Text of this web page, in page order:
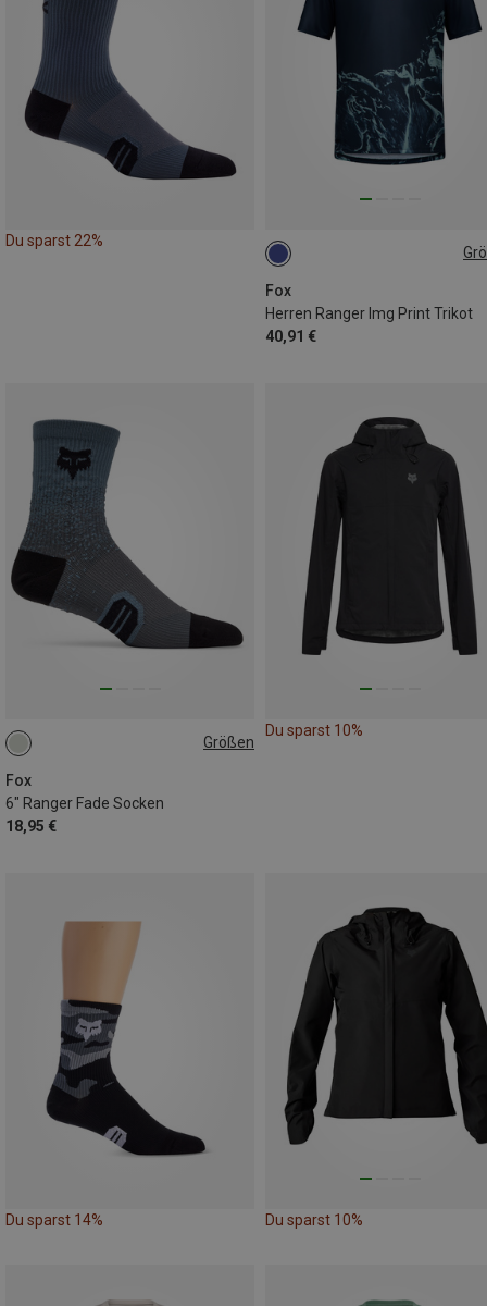
Du sparst 22%
Fox
Herren Ranger Img Print Trikot
40,91 €
M
Größen
Fox
6" Ranger Fade Socken
18,95 €
39|40|41|42
Du sparst 10%
Du sparst 14% Du sparst 10%